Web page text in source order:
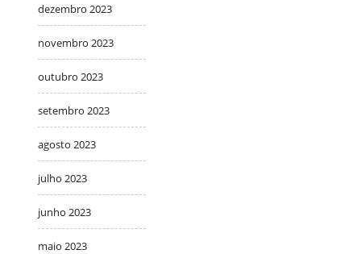
dezembro 2023
novembro 2023
outubro 2023
setembro 2023
agosto 2023
julho 2023
junho 2023
maio 2023